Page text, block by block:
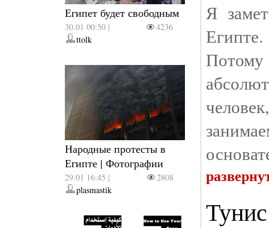
Египет будет свободным
30.01 00:50 |
4236
ttolk
Народные протесты в
Египте | Фотографии
29.01 16:45 |
2808
plasmastik
Я